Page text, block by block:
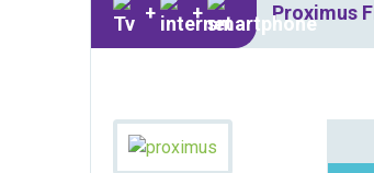
+ + Proximus